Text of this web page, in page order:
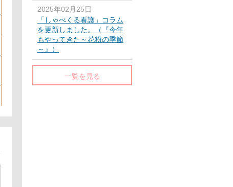
2025年02月25日
「しゃべくる看護」コラム
を更新しました。（『今年
もやってきた～花粉の季節
～』）
一覧を見る